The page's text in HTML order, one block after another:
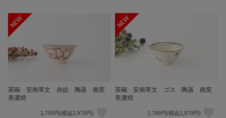
茶碗 安南草文 赤絵 陶器 南窯
美濃焼
2,700円(税込2,970円)
茶碗 安南草文 ゴス 陶器 南窯
美濃焼
2,700円(税込2,970円)